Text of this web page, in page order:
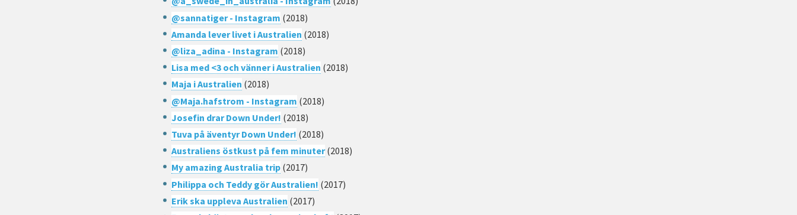
@sannatiger - Instagram (2018)
Amanda lever livet i Australien (2018)
@liza_adina - Instagram (2018)
Lisa med <3 och vänner i Australien (2018)
Maja i Australien (2018)
@Maja.hafstrom - Instagram (2018)
Josefin drar Down Under! (2018)
Tuva på äventyr Down Under! (2018)
Australiens östkust på fem minuter(2018)
My amazing Australia trip (2017)
Philippa och Teddy gör Australien! (2017)
Erik ska uppleva Australien (2017)